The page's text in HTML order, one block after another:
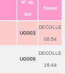
N° de
Vol
Statut
UG003
DECOLLE
08:54
UG009
DECOLLE
16:44